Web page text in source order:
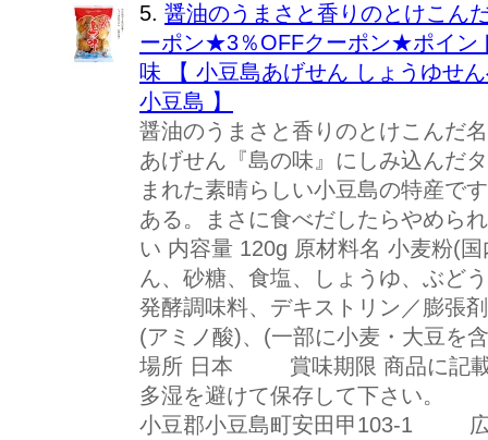
5. 醤油のうまさと香りのとけこん
ーポン★3％OFFクーポン★ポイ
味 【 小豆島あげせん しょうゆせ
小豆島 】
醤油のうまさと香りのとけこんだ
あげせん『島の味』にしみ込んだ
まれた素晴らしい小豆島の特産で
ある。まさに食べだしたらやめら
い 内容量 120g 原材料名 小麦粉(
ん、砂糖、食塩、しょうゆ、ぶど
発酵調味料、デキストリン／膨張
(アミノ酸)、(一部に小麦・大
場所 日本 賞味期限 商品に記
多湿を避けて保存して下さい。
小豆郡小豆島町安田甲103-1 広